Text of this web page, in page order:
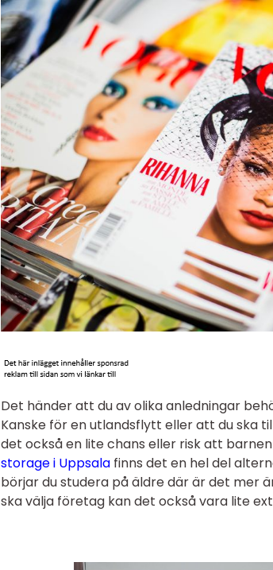
Det händer att du av olika anledningar
Kanske för en utlandsflytt eller att du ska
det också en lite chans eller risk att
storage i Uppsala finns det en hel del
börjar du studera på äldre där är det mer
ska välja företag kan det också vara lite